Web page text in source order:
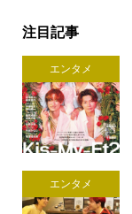
注目記事
エンタメ
エンタメ